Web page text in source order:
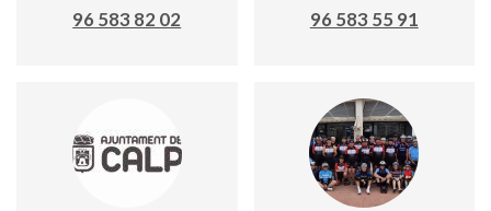
96 583 82 02
96 583 55 91